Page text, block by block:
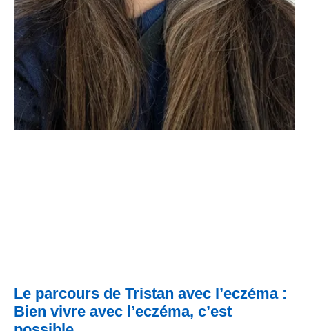
Le parcours de Tristan avec l’eczéma :
Bien vivre avec l’eczéma, c’est